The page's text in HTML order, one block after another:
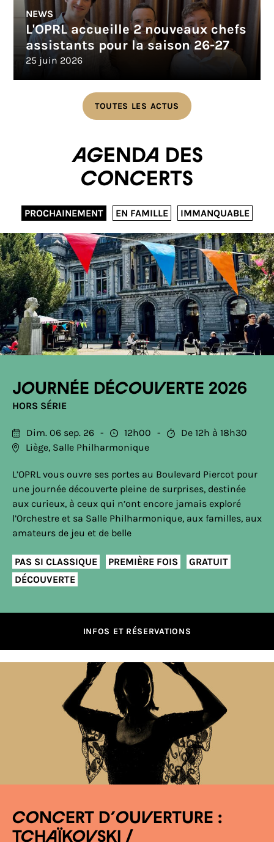
NEWS
L'OPRL accueille 2 nouveaux chefs
assistants pour la saison 26-27
25 juin 2026
TOUTES LES ACTUS
Agenda des
concerts
PROCHAINEMENT EN FAMILLE IMMANQUABLE
Journée découverte 2026
HORS SÉRIE
Dim. 06 sep. 26 12h00
De 12h à 18h30
Liège, Salle Philharmonique
L’OPRL vous ouvre ses portes au Boulevard Piercot pour
une journée découverte pleine de surprises, destinée
aux curieux, à ceux qui n’ont encore jamais exploré
l’Orchestre et sa Salle Philharmonique, aux familles, aux
amateurs de jeu et de belle
PAS SI CLASSIQUE PREMIÈRE FOIS
GRATUIT
DÉCOUVERTE
INFOS ET RÉSERVATIONS
CONCERT D’OUVERTURE :
TCHAÏKOVSKI /